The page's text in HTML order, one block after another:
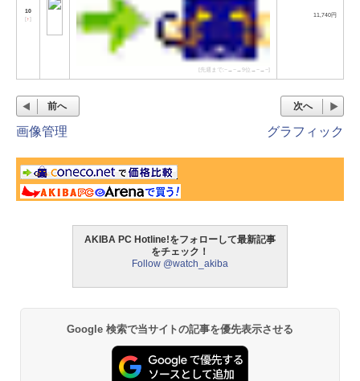
10
[↑]
[先週まで:−→−→9位→−→−]
11,740円
前へ
画像管理
次へ
グラフィック
AKIBA PC Hotline!をフォローして最新記事
をチェック！
Follow @watch_akiba
Google 検索で当サイトの記事を優先表示させる